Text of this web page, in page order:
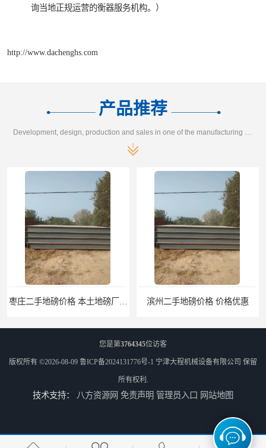
询当地正规运营的衡器服务机构。）
http://www.dachenghs.com
产品推荐
滨州二手地磅价格 价格优惠 潍坊旧地磅出售 厂家直销
您是第3764345位访客
版权所有 ©2026-08-09 鲁ICP备2024131776号-1 宁津大程机械设备有限公司 保留
所有权利.
技术支持： 八方资源网 免责声明 管理员入口 网站地图